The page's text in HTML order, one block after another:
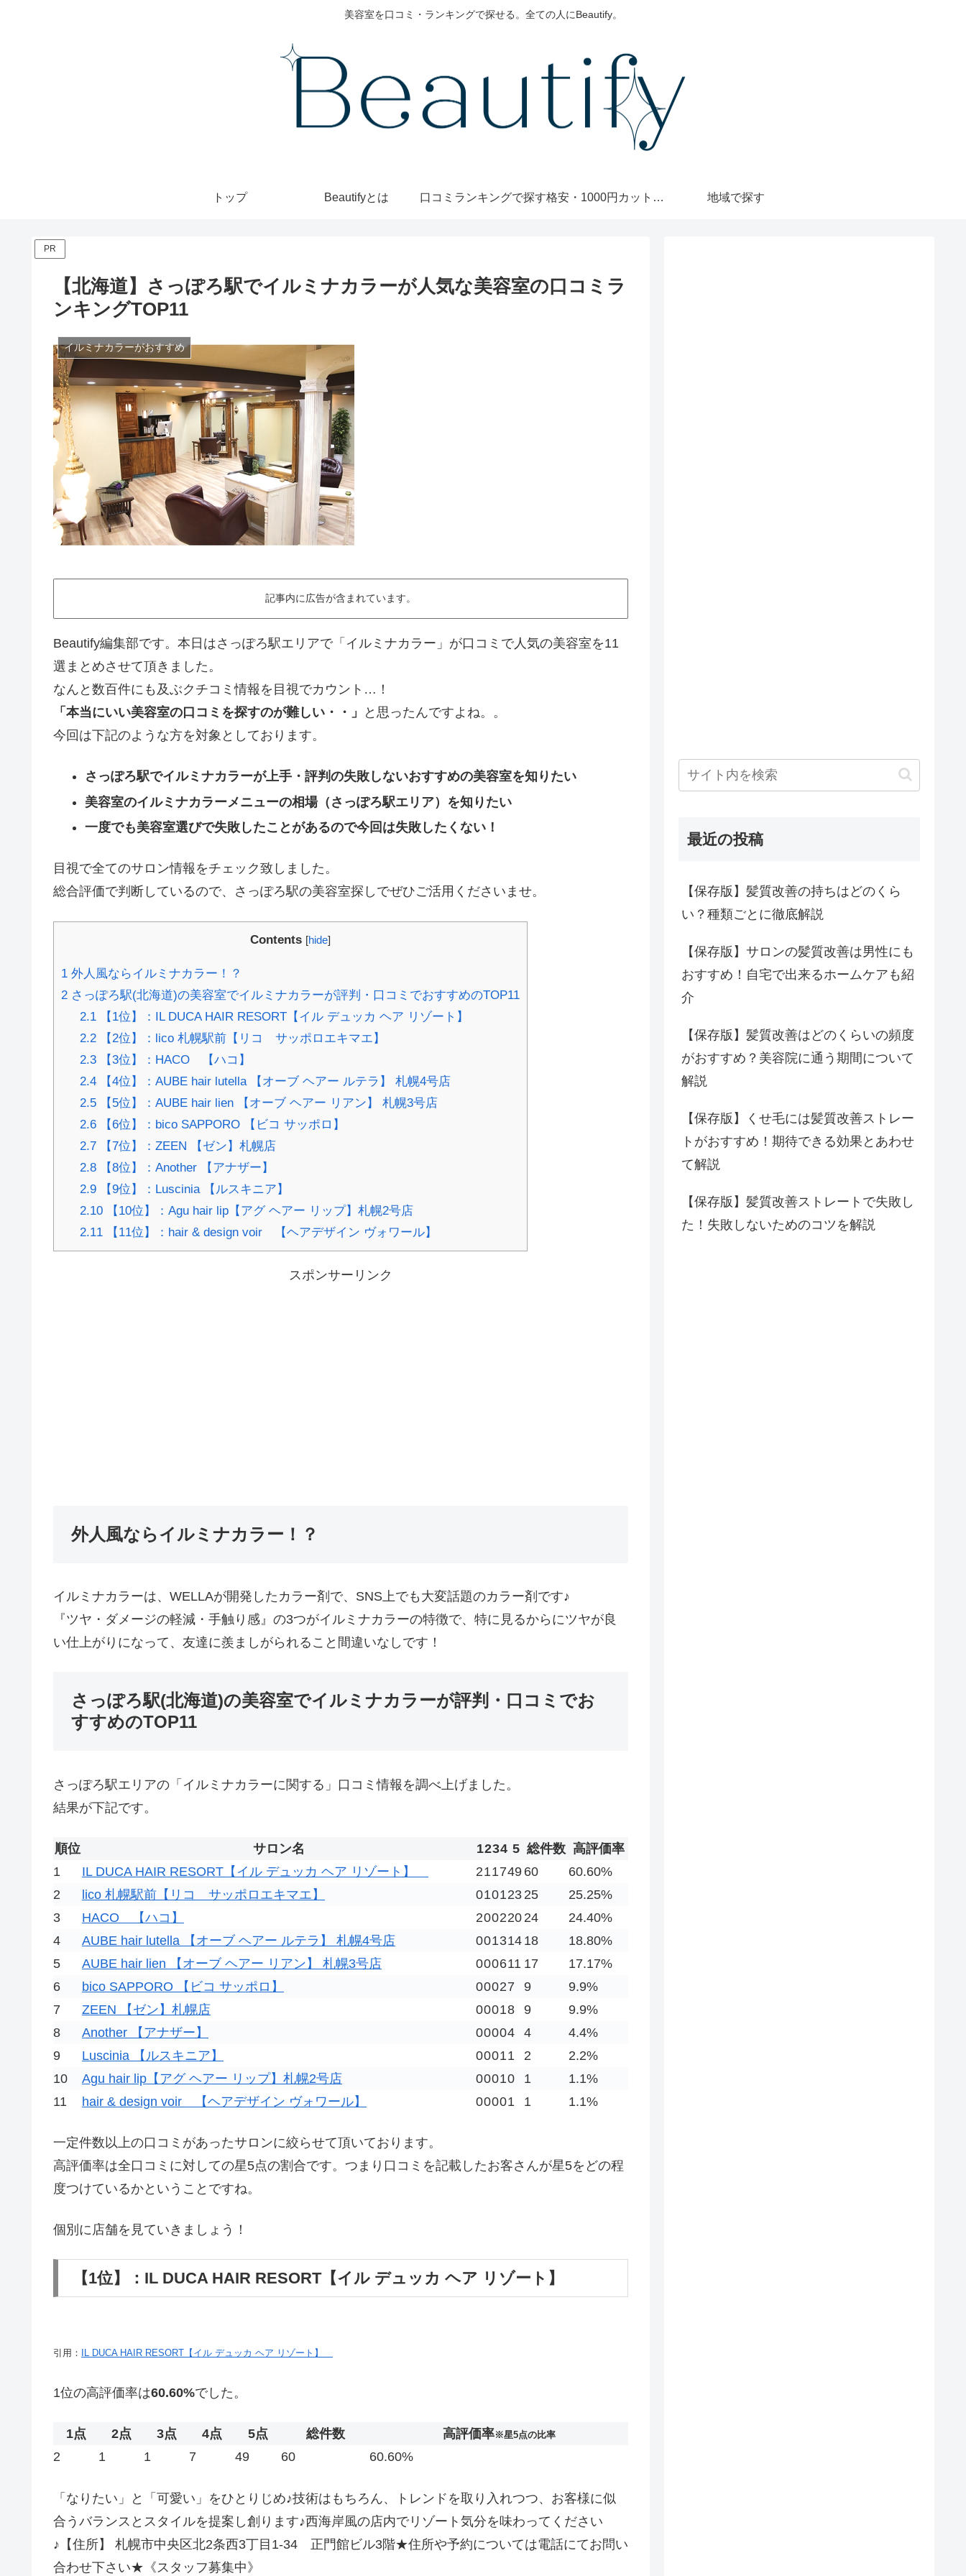
美容室を口コミ・ランキングで探せる。全ての人にBeautify。
トップ Beautifyとは 口コミランキングで探す 格安・1000円カットで探す 地域で探す
PR
【北海道】さっぽろ駅でイルミナカラーが人気な美容室の口コミラ
ンキングTOP11
イルミナカラーがおすすめ
記事内に広告が含まれています。
Beautify編集部です。本日はさっぽろ駅エリアで「イルミナカラー」が口コミで人気の美容室を11
選まとめさせて頂きました。
なんと数百件にも及ぶクチコミ情報を目視でカウント…！
「本当にいい美容室の口コミを探すのが難しい・・」
と思ったんですよね。。
今回は下記のような方を対象としております。
さっぽろ駅でイルミナカラーが上手・評判の失敗しないおすすめの美容室を知りたい
美容室のイルミナカラーメニューの相場（さっぽろ駅エリア）を知りたい
一度でも美容室選びで失敗したことがあるので今回は失敗したくない！
目視で全てのサロン情報をチェック致しました。
総合評価で判断しているので、さっぽろ駅の美容室探しでぜひご活用くださいませ。
Contents [hide]
1 外人風ならイルミナカラー！？
2 さっぽろ駅(北海道)の美容室でイルミナカラーが評判・口コミでおすすめのTOP11
2.1【1位】：IL DUCA HAIR RESORT【イル デュッカ ヘア リゾート】
2.2【2位】：lico 札幌駅前【リコ サッポロエキマエ】
2.3【3位】：HACO 【ハコ】
2.4【4位】：AUBE hair lutella 【オーブ ヘアー ルテラ】 札幌4号店
2.5【5位】：AUBE hair lien 【オーブ ヘアー リアン】 札幌3号店
2.6【6位】：bico SAPPORO 【ビコ サッポロ】
2.7【7位】：ZEEN 【ゼン】札幌店
2.8【8位】：Another 【アナザー】
2.9【9位】：Luscinia 【ルスキニア】
2.10【10位】：Agu hair lip【アグ ヘアー リップ】札幌2号店
2.11【11位】：hair & design voir 【ヘアデザイン ヴォワール】
スポンサーリンク
外人風ならイルミナカラー！？
イルミナカラーは、WELLAが開発したカラー剤で、SNS上でも大変話題のカラー剤です♪
『ツヤ・ダメージの軽減・手触り感』の3つがイルミナカラーの特徴で、特に見るからにツヤが良
い仕上がりになって、友達に羨ましがられること間違いなしです！
さっぽろ駅(北海道)の美容室でイルミナカラーが評判・口コミでお
すすめのTOP11
さっぽろ駅エリアの「イルミナカラーに関する」口コミ情報を調べ上げました。
結果が下記です。
順位 サロン名 1234 5 総件数 高評価率
1
IL DUCA HAIR RESORT【イル デュッカ ヘア リゾート】 211749 60
60.60%
2
lico 札幌駅前【リコ サッポロエキマエ】 010123 25
25.25%
3
HACO 【ハコ】 200220 24
24.40%
4
AUBE hair lutella 【オーブ ヘアー ルテラ】 札幌4号店 001314 18
18.80%
5
AUBE hair lien 【オーブ ヘアー リアン】 札幌3号店 000611 17
17.17%
6
bico SAPPORO 【ビコ サッポロ】 00027 9
9.9%
7
ZEEN 【ゼン】札幌店 00018 9
9.9%
8
Another 【アナザー】 00004 4
4.4%
9
Luscinia 【ルスキニア】 00011 2
2.2%
10
Agu hair lip【アグ ヘアー リップ】札幌2号店 00010 1
1.1%
11
hair & design voir 【ヘアデザイン ヴォワール】 00001 1 1.1%
一定件数以上の口コミがあったサロンに絞らせて頂いております。
高評価率は全口コミに対しての星5点の割合です。つまり口コミを記載したお客さんが星5をどの程
度つけているかということですね。
個別に店舗を見ていきましょう！
【1位】：IL DUCA HAIR RESORT【イル デュッカ ヘア リゾート】
引用： IL DUCA HAIR RESORT【イル デュッカ ヘア リゾート】
1位の高評価率は60.60%でした。
1点 2点 3点 4点 5点 総件数 高評価率※星5点の比率
2 1 1 7 49 60 60.60%
「なりたい」と「可愛い」をひとりじめ♪技術はもちろん、トレンドを取り入れつつ、お客様に似
合うバランスとスタイルを提案し創ります♪西海岸風の店内でリゾート気分を味わってください
♪【住所】 札幌市中央区北2条西3丁目1-34 正門館ビル3階★住所や予約については電話にてお問い
合わせ下さい★《スタッフ募集中》
最近の投稿
【保存版】髪質改善の持ちはどのくら
い？種類ごとに徹底解説
【保存版】サロンの髪質改善は男性にも
おすすめ！自宅で出来るホームケアも紹
介
【保存版】髪質改善はどのくらいの頻度
がおすすめ？美容院に通う期間について
解説
【保存版】くせ毛には髪質改善ストレー
トがおすすめ！期待できる効果とあわせ
て解説
【保存版】髪質改善ストレートで失敗し
た！失敗しないためのコツを解説